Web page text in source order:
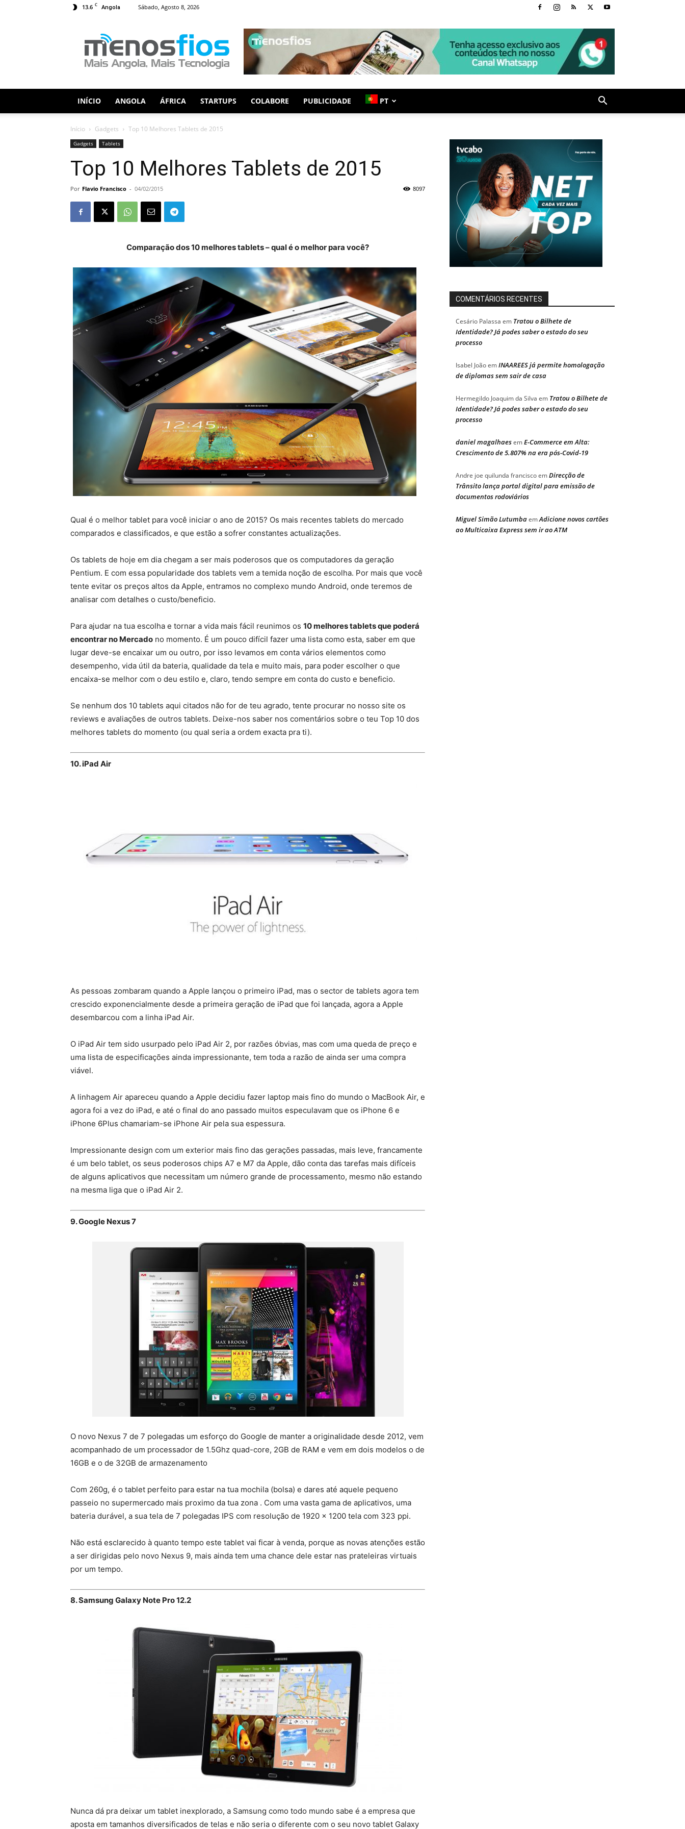
13.6 C Angola Sábado, Agosto 8, 2026
Fios
INÍCIO ANGOLA ÁFRICA STARTUPS COLABORE PUBLICIDADE PT
Início Gadgets Top 10 Melhores Tablets de 2015
Gadgets Tablets
Top 10 Melhores Tablets de 2015
Por Flavio Francisco - 04/02/2015 8097
Comparação dos 10 melhores tablets – qual é o melhor para você?
Qual é o melhor tablet para você iniciar o ano de 2015? Os mais recentes tablets do mercado
comparados e classificados, e que estão a sofrer constantes actualizações.
Os tablets de hoje em dia chegam a ser mais poderosos que os computadores da geração
Pentium. E com essa popularidade dos tablets vem a temida noção de escolha. Por mais que você
tente evitar os preços altos da Apple, entramos no complexo mundo Android, onde teremos de
analisar com detalhes o custo/beneficio.
Para ajudar na tua escolha e tornar a vida mais fácil reunimos os 10 melhores tablets que poderá
encontrar no Mercado no momento. É um pouco difícil fazer uma lista como esta, saber em que
lugar deve-se encaixar um ou outro, por isso levamos em conta vários elementos como
desempenho, vida útil da bateria, qualidade da tela e muito mais, para poder escolher o que
encaixa-se melhor com o deu estilo e, claro, tendo sempre em conta do custo e beneficio.
Se nenhum dos 10 tablets aqui citados não for de teu agrado, tente procurar no nosso site os
reviews e avaliações de outros tablets. Deixe-nos saber nos comentários sobre o teu Top 10 dos
melhores tablets do momento (ou qual seria a ordem exacta pra ti).
10. iPad Air
As pessoas zombaram quando a Apple lançou o primeiro iPad, mas o sector de tablets agora tem
crescido exponencialmente desde a primeira geração de iPad que foi lançada, agora a Apple
desembarcou com a linha iPad Air.
O iPad Air tem sido usurpado pelo iPad Air 2, por razões óbvias, mas com uma queda de preço e
uma lista de especificações ainda impressionante, tem toda a razão de ainda ser uma compra
viável.
A linhagem Air apareceu quando a Apple decidiu fazer laptop mais fino do mundo o MacBook Air, e
agora foi a vez do iPad, e até o final do ano passado muitos especulavam que os iPhone 6 e
iPhone 6Plus chamariam-se iPhone Air pela sua espessura.
Impressionante design com um exterior mais fino das gerações passadas, mais leve, francamente
é um belo tablet, os seus poderosos chips A7 e M7 da Apple, dão conta das tarefas mais difíceis
de alguns aplicativos que necessitam um número grande de processamento, mesmo não estando
na mesma liga que o iPad Air 2.
9. Google Nexus 7
O novo Nexus 7 de 7 polegadas um esforço do Google de manter a originalidade desde 2012, vem
acompanhado de um processador de 1.5Ghz quad-core, 2GB de RAM e vem em dois modelos o de
16GB e o de 32GB de armazenamento
Com 260g, é o tablet perfeito para estar na tua mochila (bolsa) e dares até aquele pequeno
passeio no supermercado mais proximo da tua zona . Com uma vasta gama de aplicativos, uma
bateria durável, a sua tela de 7 polegadas IPS com resolução de 1920 x 1200 tela com 323 ppi.
Não está esclarecido à quanto tempo este tablet vai ficar à venda, porque as novas atenções estão
a ser dirigidas pelo novo Nexus 9, mais ainda tem uma chance dele estar nas prateleiras virtuais
por um tempo.
8. Samsung Galaxy Note Pro 12.2
Nunca dá pra deixar um tablet inexplorado, a Samsung como todo mundo sabe é a empresa que
aposta em tamanhos diversificados de telas e não seria o diferente com o seu novo tablet Galaxy
COMENTÁRIOS RECENTES
Cesário Palassa em Tratou o Bilhete de
Identidade? Já podes saber o estado do seu
processo
Isabel JoãoemINAAREES já permite homologação
de diplomas sem sair de casa
Hermegildo Joaquim da Silva em Tratou o Bilhete de
Identidade? Já podes saber o estado do seu
processo
daniel magalhaesemE-Commerce em Alta:
Crescimento de 5.807% na era pós-Covid-19
Andre joe quilunda franciscoemDirecção de
Trânsito lança portal digital para emissão de
documentos rodoviários
Miguel Simão LutumbaemAdicione novos cartões
ao Multicaixa Express sem ir ao ATM